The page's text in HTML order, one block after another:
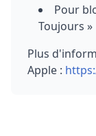
Pour
Toujours »
Plus
Apple :